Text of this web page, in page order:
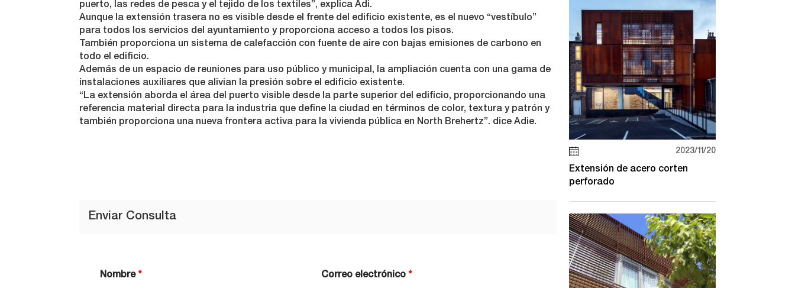
puerto, las redes de pesca y el tejido de los textiles”, explica Adi.
Aunque la extensión trasera no es visible desde el frente del edificio existente, es el nuevo “vestíbulo”
para todos los servicios del ayuntamiento y proporciona acceso a todos los pisos.
También proporciona un sistema de calefacción con fuente de aire con bajas emisiones de carbono en
todo el edificio.
Además de un espacio de reuniones para uso público y municipal, la ampliación cuenta con una gama de
instalaciones auxiliares que alivian la presión sobre el edificio existente.
“La extensión aborda el área del puerto visible desde la parte superior del edificio, proporcionando una
referencia material directa para la industria que define la ciudad en términos de color, textura y patrón y
también proporciona una nueva frontera activa para la vivienda pública en North Brehertz”. dice Adie.
Enviar Consulta
Nombre* Correo electrónico*
2023/11/20
Extensión de acero corten
perforado